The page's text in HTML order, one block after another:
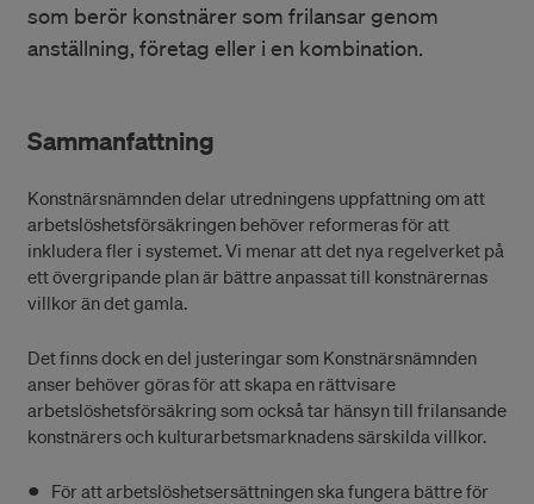
som berör konstnärer som frilansar genom
anställning, företag eller i en kombination.
Sammanfattning
Konstnärsnämnden delar utredningens uppfattning om att
arbetslöshetsförsäkringen behöver reformeras för att
inkludera fler i systemet. Vi menar att det nya regelverket på
ett övergripande plan är bättre anpassat till konstnärernas
villkor än det gamla.
Det finns dock en del justeringar som Konstnärsnämnden
anser behöver göras för att skapa en rättvisare
arbetslöshetsförsäkring som också tar hänsyn till frilansande
konstnärers och kulturarbetsmarknadens särskilda villkor.
För att arbetslöshetsersättningen ska fungera bättre för